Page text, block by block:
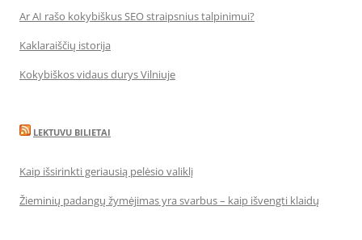
Ar AI rašo kokybiškus SEO straipsnius talpinimui?
Kaklaraiščių istorija
Kokybiškos vidaus durys Vilniuje
LEKTUVU BILIETAI
Kaip išsirinkti geriausią pelėsio valiklį
Žieminių padangų žymėjimas yra svarbus – kaip išvengti klaidų